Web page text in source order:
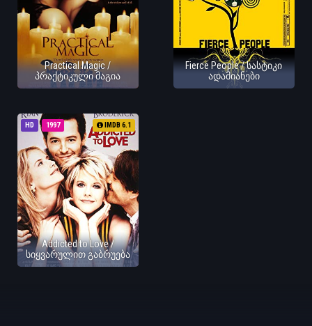
Practical Magic /
პრაქტიკული მაგია
Fierce People / სასტიკი
ადამიანები
HD 1997 IMDB 6.1
Addicted to Love /
სიყვარულით გაბრუება